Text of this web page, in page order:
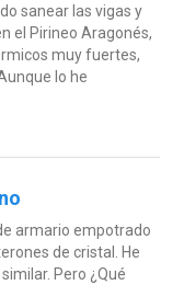
sanear las vigas y
el Pirineo Aragonés,
muy fuertes,
lo he
armario empotrado
de cristal. He
Pero ¿Qué